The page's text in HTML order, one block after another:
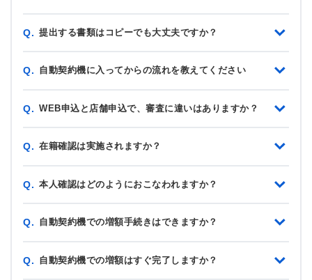
Q. 提出する書類はコピーでも大丈夫ですか？
Q. 自動契約機に入ってからの流れを教えてください
Q. WEB申込と店舗申込で、審査に違いはありますか？
Q. 在籍確認は実施されますか？
Q. 本人確認はどのようにおこなわれますか？
Q. 自動契約機での増額手続きはできますか？
Q. 自動契約機での増額はすぐ完了しますか？